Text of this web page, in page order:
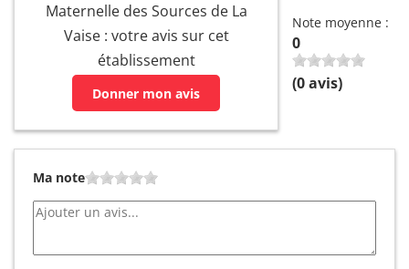
Maternelle des Sources de La
Vaise : votre avis sur cet
établissement
Donner mon avis
Note moyenne :
0
(0avis)
Ma note